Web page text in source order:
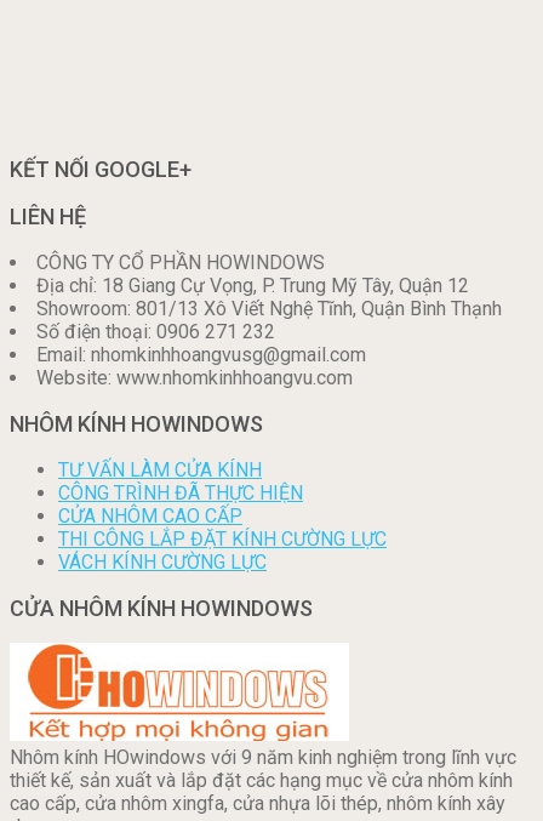
KẾT NỐI GOOGLE+
LIÊN HỆ
CÔNG TY CỔ PHẦN HOWINDOWS
Địa chỉ: 18 Giang Cự Vọng, P. Trung Mỹ Tây, Quận 12
Showroom: 801/13 Xô Viết Nghệ Tĩnh, Quận Bình Thạnh
Số điện thoại: 0906 271 232
Email: nhomkinhhoangvusg@gmail.com
Website: www.nhomkinhhoangvu.com
NHÔM KÍNH HOWINDOWS
TƯ VẤN LÀM CỬA KÍNH
CÔNG TRÌNH ĐÃ THỰC HIỆN
CỬA NHÔM CAO CẤP
THI CÔNG LẮP ĐẶT KÍNH CƯỜNG LỰC
VÁCH KÍNH CƯỜNG LỰC
CỬA NHÔM KÍNH HOWINDOWS
Nhôm kính HOwindows với 9 năm kinh nghiệm trong lĩnh vực
thiết kế, sản xuất và lắp đặt các hạng mục về cửa nhôm kính
cao cấp, cửa nhôm xingfa, cửa nhựa lõi thép, nhôm kính xây